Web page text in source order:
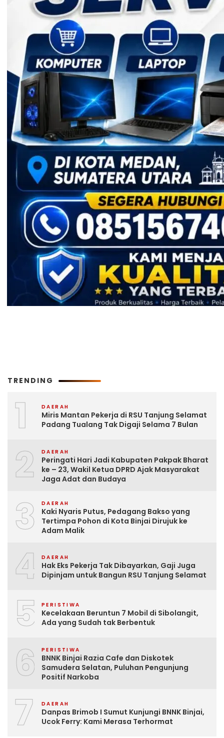
TRENDING
1 DAERAH
Miris Mantan Pekerja di RSU Tanjung Selamat
Padang Tualang Tak Digaji Selama 7 Bulan
2 DAERAH
Peringati Hari Jadi Kabupaten Pakpak Bharat
ke – 23, Wakil Ketua DPRD Ajak Masyarakat
Jaga Adat dan Budaya
3 DAERAH
Kaki Nyaris Putus, Pedagang Bakso yang
Tertimpa Pohon di Kota Binjai Dirujuk ke
Adam Malik
4 DAERAH
Hak Eks Pekerja Tak Dibayarkan, Gaji Juga
Dipinjam untuk Bangun RSU Tanjung Selamat
5 PERISTIWA
Kecelakaan Beruntun 7 Mobil di Sibolangit,
Ada yang Sudah tak Berbentuk
6 PERISTIWA
BNNK Binjai Razia Cafe dan Diskotek
Samudera Selatan, Puluhan Pengunjung
Positif Narkoba
7 DAERAH
Danpas Brimob I Sumut Kunjungi BNNK Binjai,
Ucok Ferry: Kami Merasa Terhormat